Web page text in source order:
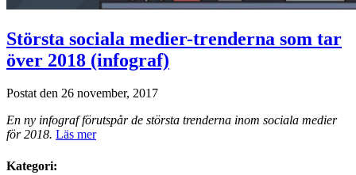
Största sociala medier-trenderna som tar
över 2018 (infograf)
Postat den 26 november, 2017
En ny infograf förutspår de största trenderna inom sociala medier
för 2018. Läs mer
Kategori: